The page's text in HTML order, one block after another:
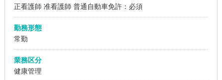
正看護師 准看護師普通自動車免許：必須
勤務形態
常勤
業務区分
健康管理